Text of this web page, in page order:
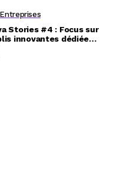
Stories #4 : Focus sur
innovantes dédiées
aux particuliers